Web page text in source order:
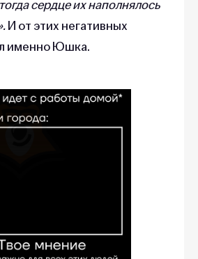
сердце их наполнялось
И от этих негативных
именно Юшка.